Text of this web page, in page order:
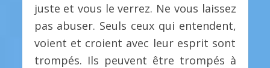
juste et vous le verrez. Ne vous laissez
pas abuser. Seuls ceux qui entendent,
voient et croient avec leur esprit sont
trompés. Ils peuvent être trompés à